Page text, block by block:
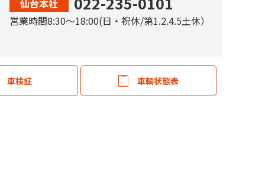
仙台本社
営業時間8:30〜18:00(日・祝休/第1.2.4.5土休）
車検証 車輌状態表